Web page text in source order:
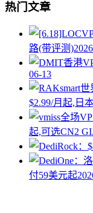
热门文章
路(带评测)
06-13
$2.99/月起,日
起,可选CN2
付59美元起